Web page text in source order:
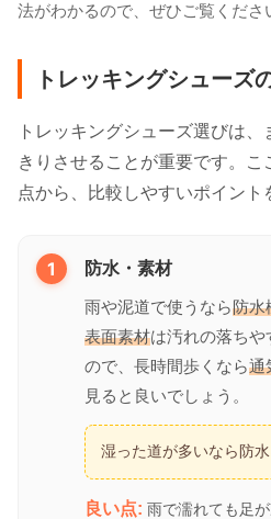
法がわかるので、ぜひご覧くださ
トレッキングシューズ
トレッキングシューズ選びは
きりさせることが重要です。
点から、比較しやすいポイント
1 防水・素材
雨や泥道で使うなら防水
表面素材は汚れの落ちや
ので、長時間歩くなら通
見ると良いでしょう。
湿った道が多いなら防
良い点: 雨で濡れても足